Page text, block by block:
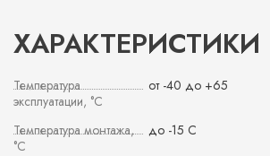
ХАРАКТЕРИСТИКИ
Температура
эксплуатации, °С
от -40 до +65
Температура монтажа,
°С
до -15 С